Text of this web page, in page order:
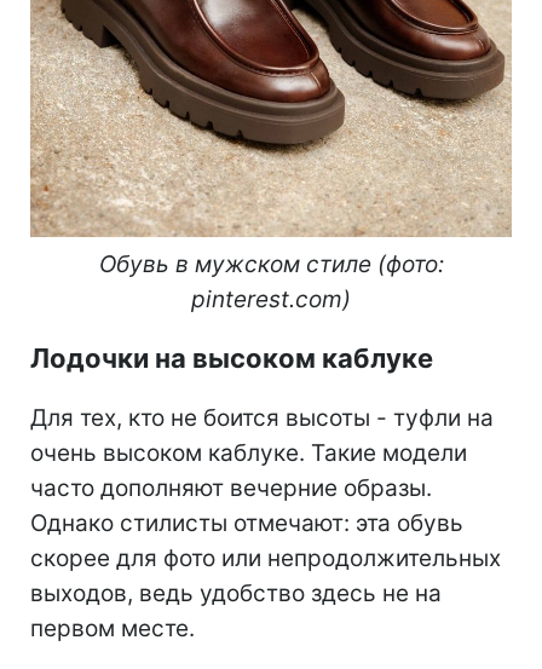
Обувь в мужском стиле (фото:
pinterest.com)
Лодочки на высоком каблуке
Для тех, кто не боится высоты - туфли на
очень высоком каблуке. Такие модели
часто дополняют вечерние образы.
Однако стилисты отмечают: эта обувь
скорее для фото или непродолжительных
выходов, ведь удобство здесь не на
первом месте.